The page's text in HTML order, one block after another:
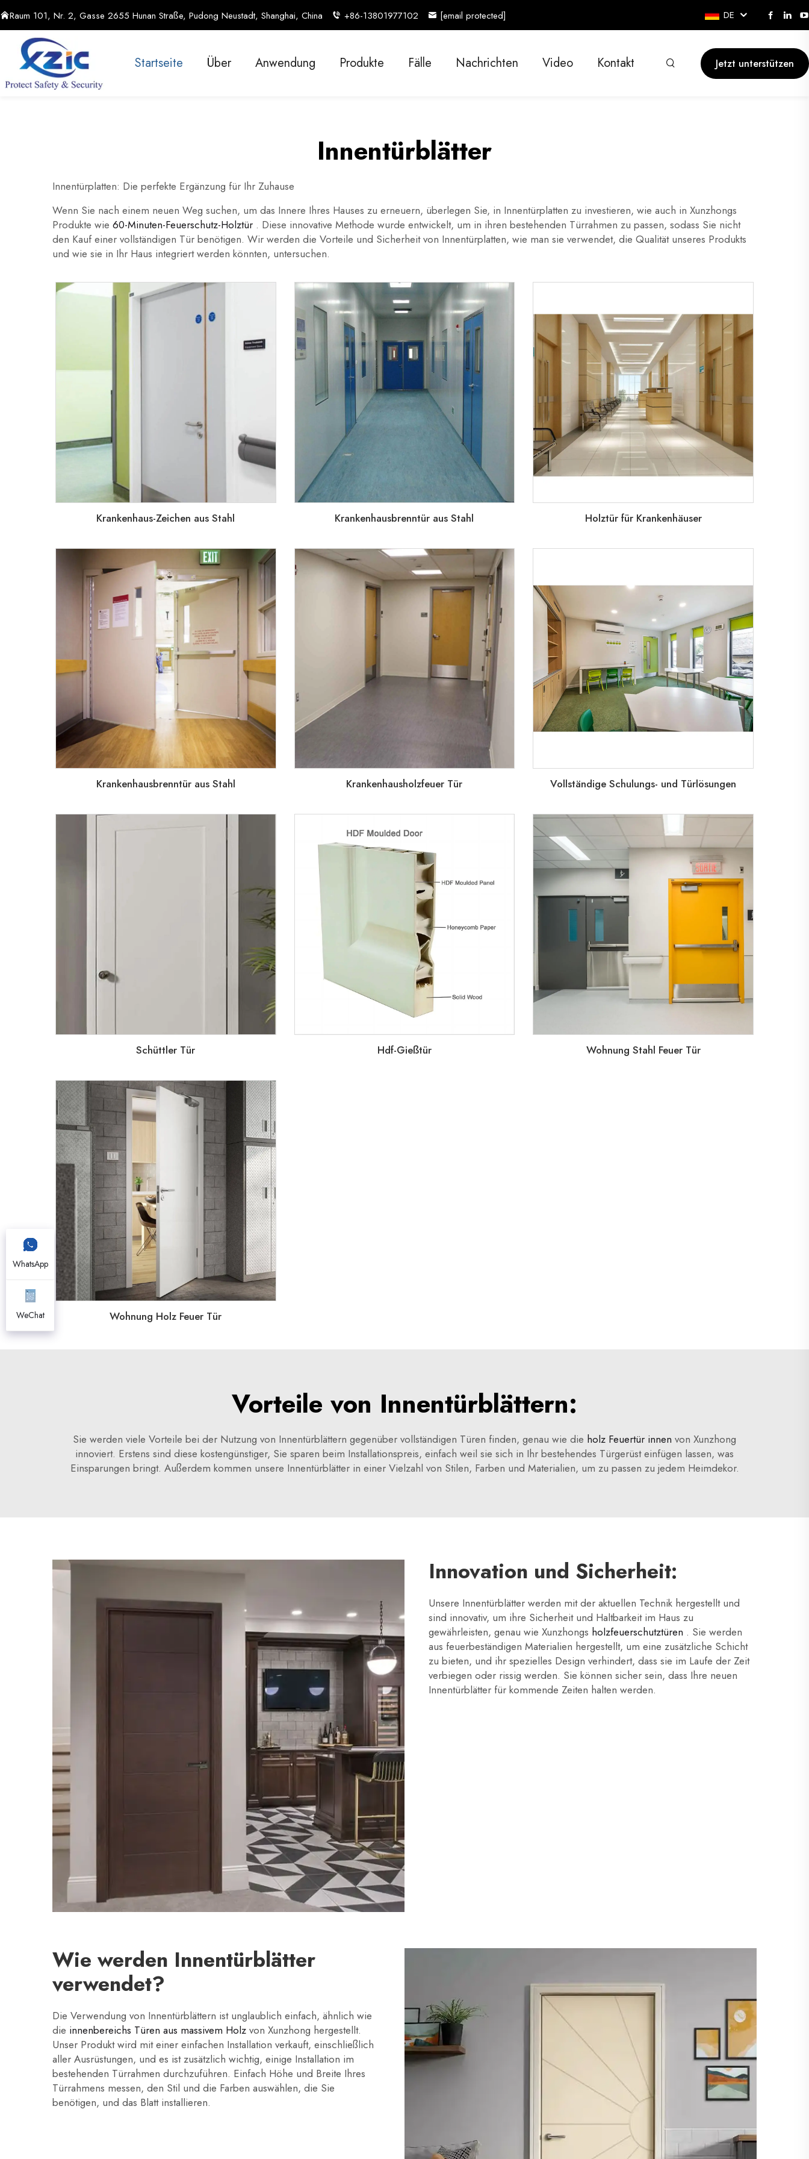
Raum 101, Nr. 2, Gasse 2655 Hunan Straße, Pudong Neustadt, Shanghai, China +86-13801977102 [email protected] DE
Startseite Über Anwendung Produkte Fälle Nachrichten Video Kontakt Jetzt unterstützen
Innentürblätter
Innentürplatten: Die perfekte Ergänzung für Ihr Zuhause
Wenn Sie nach einem neuen Weg suchen, um das Innere Ihres Hauses zu erneuern, überlegen Sie, in Innentürplatten zu investieren, wie auch in Xunzhongs
Produkte wie 60-Minuten-Feuerschutz-Holztür . Diese innovative Methode wurde entwickelt, um in ihren bestehenden Türrahmen zu passen, sodass Sie nicht
den Kauf einer vollständigen Tür benötigen. Wir werden die Vorteile und Sicherheit von Innentürplatten, wie man sie verwendet, die Qualität unseres Produkts
und wie sie in Ihr Haus integriert werden könnten, untersuchen.
Krankenhaus-Zeichen aus Stahl Krankenhausbrenntür aus Stahl Holztür für Krankenhäuser
Krankenhausbrenntür aus Stahl Krankenhausholzfeuer Tür Vollständige Schulungs- und Türlösungen
Schüttler Tür Hdf-Gießtür Wohnung Stahl Feuer Tür
Wohnung Holz Feuer Tür
Vorteile von Innentürblättern:
Sie werden viele Vorteile bei der Nutzung von Innentürblättern gegenüber vollständigen Türen finden, genau wie die holz Feuertür innen von Xunzhong
innoviert. Erstens sind diese kostengünstiger, Sie sparen beim Installationspreis, einfach weil sie sich in Ihr bestehendes Türgerüst einfügen lassen, was
Einsparungen bringt. Außerdem kommen unsere Innentürblätter in einer Vielzahl von Stilen, Farben und Materialien, um zu passen zu jedem Heimdekor.
Innovation und Sicherheit:
Unsere Innentürblätter werden mit der aktuellen Technik hergestellt und
sind innovativ, um ihre Sicherheit und Haltbarkeit im Haus zu
gewährleisten, genau wie Xunzhongs holzfeuerschutztüren . Sie werden
aus feuerbeständigen Materialien hergestellt, um eine zusätzliche Schicht
zu bieten, und ihr spezielles Design verhindert, dass sie im Laufe der Zeit
verbiegen oder rissig werden. Sie können sicher sein, dass Ihre neuen
Innentürblätter für kommende Zeiten halten werden.
Wie werden Innentürblätter
verwendet?
Die Verwendung von Innentürblättern ist unglaublich einfach, ähnlich wie
die innenbereichs Türen aus massivem Holz von Xunzhong hergestellt.
Unser Produkt wird mit einer einfachen Installation verkauft, einschließlich
aller Ausrüstungen, und es ist zusätzlich wichtig, einige Installation im
bestehenden Türrahmen durchzuführen. Einfach Höhe und Breite Ihres
Türrahmens messen, den Stil und die Farben auswählen, die Sie
benötigen, und das Blatt installieren.
WhatsApp
WeChat